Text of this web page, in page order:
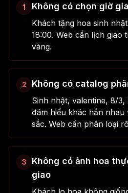
1 Không có chọn giờ
Khách tặng hoa sinh
18:00. Web cần lịch giao
vàng.
2 Không có catalog
Sinh nhật, valentine, 8/
đám hiếu khác hẳn nhau
sắc. Web cần phân loại
3
Không có ảnh hoa
giao